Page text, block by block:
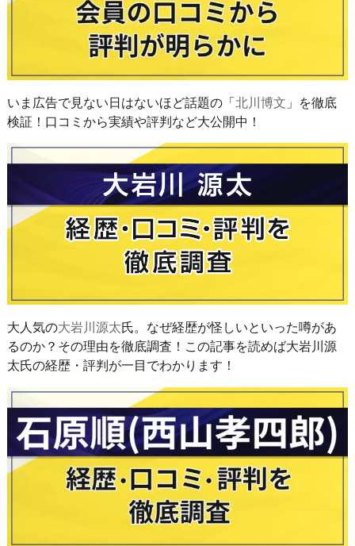
いま広告で見ない日はないほど話題の「北川博文 」を徹底
検証！口コミから実績や評判など大公開中！
大人気の大岩川源太氏。なぜ経歴が怪しいといった噂があ
るのか？その理由を徹底調査！この記事を読めば大岩川源
太氏の経歴・評判が一目でわかります！